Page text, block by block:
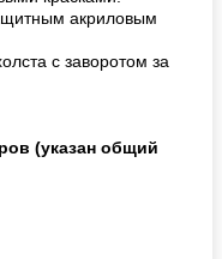
акриловым
с заворотом за
(указан общий